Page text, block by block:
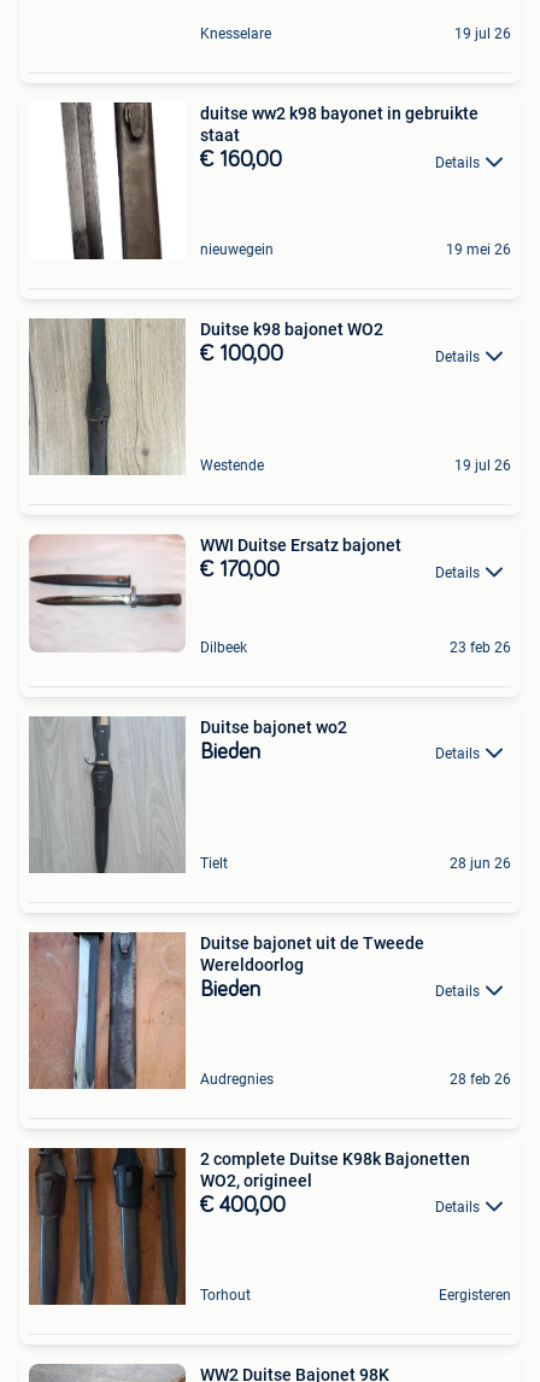
Knesselare 19 jul 26
duitse ww2 k98 bayonet in gebruikte
staat
€ 160,00 Details
nieuwegein 19 mei 26
Duitse k98 bajonet WO2
€ 100,00 Details
Westende 19 jul 26
WWI Duitse Ersatz bajonet
€ 170,00 Details
Dilbeek 23 feb 26
Duitse bajonet wo2
Bieden Details
Tielt 28 jun 26
Duitse bajonet uit de Tweede
Wereldoorlog
Bieden Details
Audregnies 28 feb 26
2 complete Duitse K98k Bajonetten
WO2, origineel
€ 400,00 Details
Torhout Eergisteren
WW2 Duitse Bajonet 98K